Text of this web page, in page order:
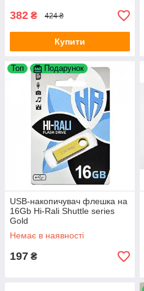
382 ₴ 424 ₴
Купити
Топ Подарунок
USB-накопичувач флешка на
16Gb Hi-Rali Shuttle series
Gold
Немає в наявності
197 ₴